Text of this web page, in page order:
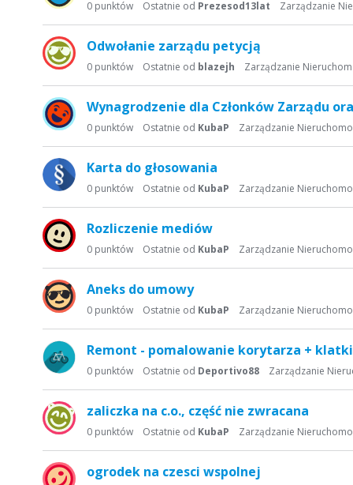
s
t
a
d
k
u
s
y
j
0 punktów Ostatnie od Prezesod13lat Zarządzanie
Odwołanie zarządu petycją
0 punktów Ostatnie od blazejh Zarządzanie
Wynagrodzenie dla Członków Zarządu
0 punktów Ostatnie od KubaP Zarządzanie
Karta do głosowania
0 punktów Ostatnie od KubaP Zarządzanie
Rozliczenie mediów
0 punktów Ostatnie od KubaP Zarządzanie
Aneks do umowy
0 punktów Ostatnie od KubaP Zarządzanie
Remont - pomalowanie korytarza + klatki
0 punktów Ostatnie od Deportivo88 Zarządzanie
zaliczka na c.o., część nie zwracana
0 punktów Ostatnie od KubaP Zarządzanie
ogrodek na czesci wspolnej